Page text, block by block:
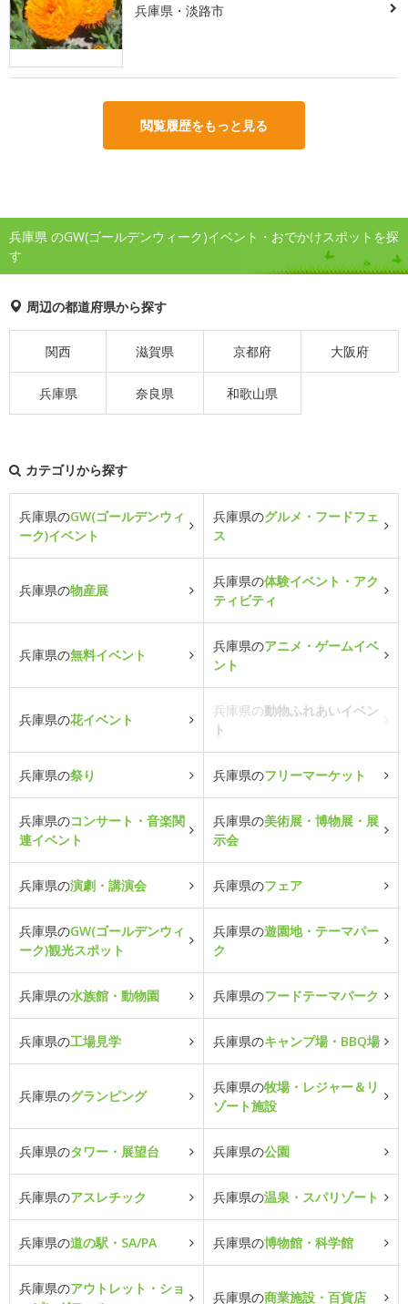
兵庫県・淡路市
閲覧履歴をもっと見る
兵庫県 のGW(ゴールデンウィーク)イベント・おでかけスポットを探
す
周辺の都道府県から探す
関西 滋賀県 京都府 大阪府
兵庫県 奈良県 和歌山県
カテゴリから探す
兵庫県のGW(ゴールデンウィ
ーク)イベント
兵庫県のグルメ・フードフェ
ス
兵庫県の物産展
兵庫県の体験イベント・アク
ティビティ
兵庫県の無料イベント
兵庫県のアニメ・ゲームイベ
ント
兵庫県の花イベント
兵庫県の動物ふれあいイベン
ト
兵庫県の祭り 兵庫県のフリーマーケット
兵庫県のコンサート・音楽関
連イベント
兵庫県の美術展・博物展・展
示会
兵庫県の演劇・講演会 兵庫県のフェア
兵庫県のGW(ゴールデンウィ
ーク)観光スポット
兵庫県の遊園地・テーマパー
ク
兵庫県の水族館・動物園 兵庫県のフードテーマパーク
兵庫県の工場見学 兵庫県のキャンプ場・BBQ場
兵庫県のグランピング
兵庫県の牧場・レジャー＆リ
ゾート施設
兵庫県のタワー・展望台 兵庫県の公園
兵庫県のアスレチック 兵庫県の温泉・スパリゾート
兵庫県の道の駅・SA/PA 兵庫県の博物館・科学館
兵庫県のアウトレット・ショ
兵庫県の商業施設・百貨店